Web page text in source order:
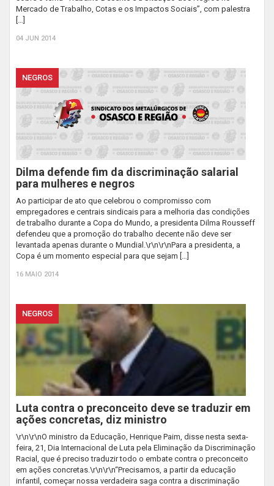
Mercado de Trabalho, Cotas e os Impactos Sociais”, com palestra
[…]
04 JUN 2014
NEGROS
Dilma defende fim da discriminação salarial
para mulheres e negros
Ao participar de ato que celebrou o compromisso com
empregadores e centrais sindicais para a melhoria das condições
de trabalho durante a Copa do Mundo, a presidenta Dilma Rousseff
defendeu que a promoção do trabalho decente não deve ser
levantada apenas durante o Mundial.\r\n\r\nPara a presidenta, a
Copa é um momento especial para que sejam […]
16 MAIO 2014
NEGROS
Luta contra o preconceito deve se traduzir em
ações concretas, diz ministro
\r\n\r\nO ministro da Educação, Henrique Paim, disse nesta sexta-
feira, 21, Dia Internacional de Luta pela Eliminação da Discriminação
Racial, que é preciso traduzir todo o embate contra o preconceito
em ações concretas.\r\n\r\n“Precisamos, a partir da educação
infantil, começar nossa verdadeira saga contra a discriminação